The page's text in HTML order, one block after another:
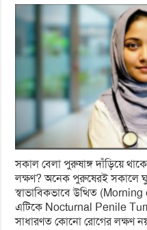
সকাল বেলা পুরুষাঙ্গ দাঁড়িয়ে
লক্ষণ? অনেক পুরুষেরই সকালে
স্বাভাবিকভাবে উত্থিত
এটিকে Nocturnal Penile
সাধারণত কোনো রোগের লক্ষণ